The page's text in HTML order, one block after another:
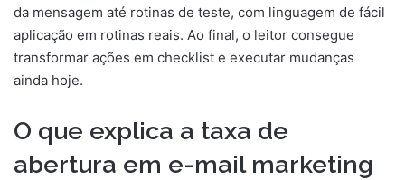
da mensagem até rotinas de teste, com linguagem de fácil
aplicação em rotinas reais. Ao final, o leitor consegue
transformar ações em checklist e executar mudanças
ainda hoje.
O que explica a taxa de
abertura em e-mail marketing